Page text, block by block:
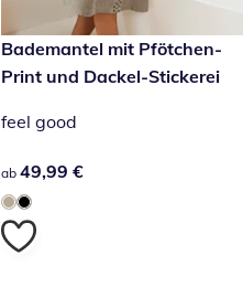
49,99 €
Bademantel mit Pfötchen-
Print und Dackel-Stickerei
feel good
49,99 €
ab 49,99 €